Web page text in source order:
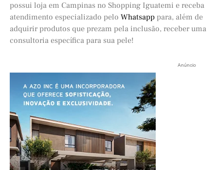
possui loja em Campinas no Shopping Iguatemi e receba
atendimento especializado pelo Whatsapp para, além de
adquirir produtos que prezam pela inclusão, receber uma
consultoria específica para sua pele!
Anúncio